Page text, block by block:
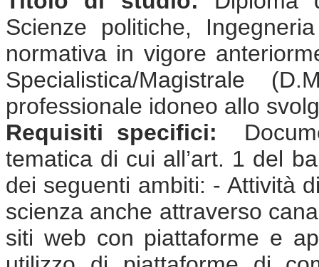
Scienze politiche,
normativa in vigore
Specialistica/Magistrale
professionale idoneo allo
Requisiti specifici:
tematica di cui all’art. 1 del
dei seguenti ambiti: - Attività
scienza anche attraverso
siti web con piattaforme e